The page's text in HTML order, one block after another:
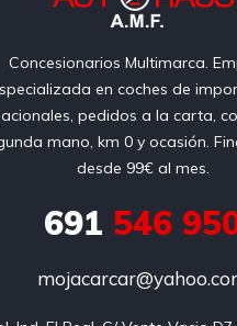
Concesionarios Multimarca.
en coches de
pedidos a la carta,
mano, km 0 y ocasión.
desde 99€ al mes.
691 546